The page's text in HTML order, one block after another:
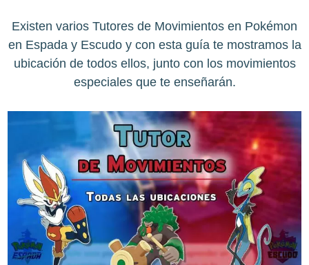
Existen varios Tutores de Movimientos en Pokémon
en Espada y Escudo y con esta guía te mostramos la
ubicación de todos ellos, junto con los movimientos
especiales que te enseñarán.